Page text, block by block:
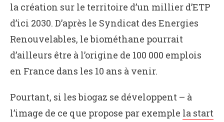
la création sur le territoire d’un millier d’ETP
d’ici 2030. D’après le Syndicat des Energies
Renouvelables, le biométhane pourrait
d’ailleurs être à l’origine de 100 000 emplois
en France dans les 10 ans à venir.
Pourtant, si les biogaz se développent – à
l’image de ce que propose par exemple la start